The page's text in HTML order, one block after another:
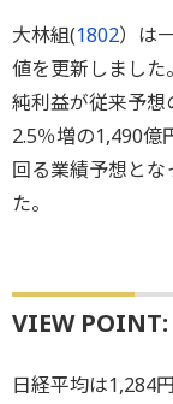
大林組(1802）は
値を更新しまし
純利益が従来予
2.5％増の1,490億
回る業績予想と
た。
VIEW POINT:
日経平均は1,284